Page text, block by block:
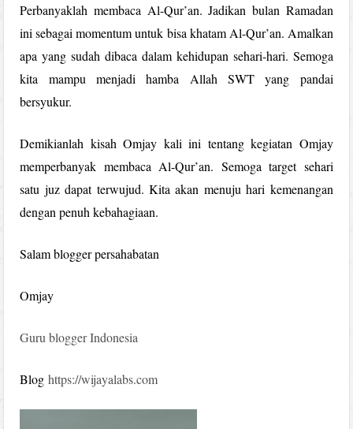
Perbanyaklah membaca Al-Qur’an. Jadikan bulan Ramadan
ini sebagai momentum untuk bisa khatam Al-Qur’an. Amalkan
apa yang sudah dibaca dalam kehidupan sehari-hari. Semoga
kita mampu menjadi hamba Allah SWT yang pandai
bersyukur.
Demikianlah kisah Omjay kali ini tentang kegiatan Omjay
memperbanyak membaca Al-Qur’an. Semoga target sehari
satu juz dapat terwujud. Kita akan menuju hari kemenangan
dengan penuh kebahagiaan.
Salam blogger persahabatan
Omjay
Guru blogger Indonesia
Bloghttps://wijayalabs.com